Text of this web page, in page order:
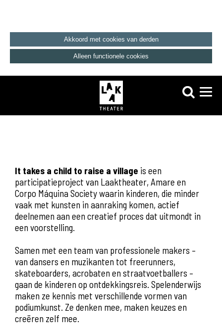
Akkoord met cookies van derden
Alleen functionele cookies
It takes a child to raise a village is een
participatieproject van Laaktheater, Amare en
Corpo Máquina Society waarin kinderen, die minder
vaak met kunsten in aanraking komen, actief
deelnemen aan een creatief proces dat uitmondt in
een voorstelling.
Samen met een team van professionele makers –
van dansers en muzikanten tot freerunners,
skateboarders, acrobaten en straatvoetballers –
gaan de kinderen op ontdekkingsreis. Spelenderwijs
maken ze kennis met verschillende vormen van
podiumkunst. Ze denken mee, maken keuzes en
creëren zelf mee.